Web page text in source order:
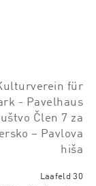
für
- Pavelhaus
Člen 7 za
– Pavlova
hiša
Laafeld 30